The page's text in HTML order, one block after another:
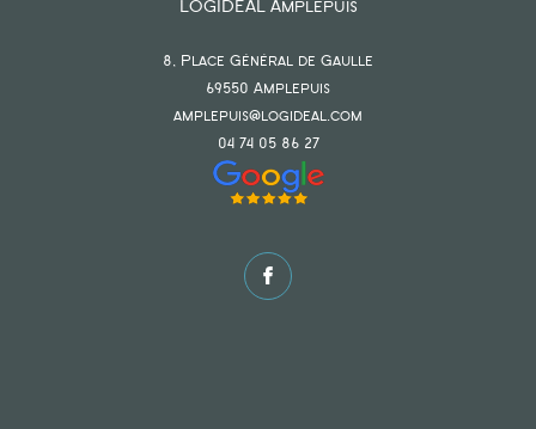
LOGIDEAL Amplepuis
8, Place Général de Gaulle
69550 amplepuis
amplepuis@logideal.com
04 74 05 86 27